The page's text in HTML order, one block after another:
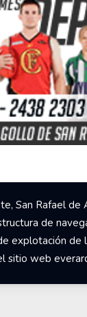
San Rafael de
de
explotación de
sitio web